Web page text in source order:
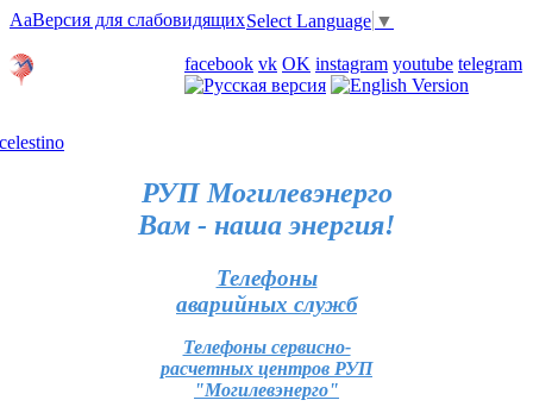
AaВерсия для слабовидящихSelect Language ▼
facebook vk OK instagram youtube telegram
РУП Могилевэнерго
Вам - наша энергия!
Телефоны
аварийных служб
Телефоны сервисно-
расчетных центров РУП
"Могилевэнерго"